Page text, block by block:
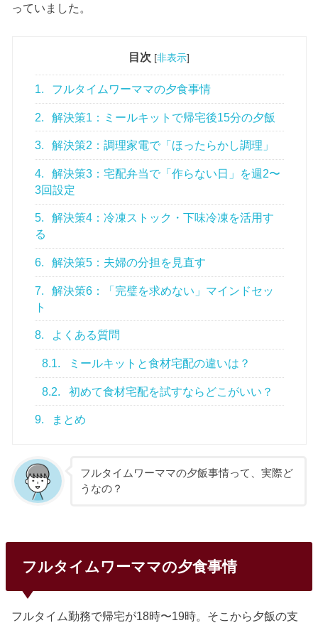
っていました。
目次 [非表示]
1. フルタイムワーママの夕食事情
2. 解決策1：ミールキットで帰宅後15分の夕飯
3. 解決策2：調理家電で「ほったらかし調理」
4.
解決策3：宅配弁当で「作らない日」を週2〜
3回設定
5.
解決策4：冷凍ストック・下味冷凍を活用す
る
6. 解決策5：夫婦の分担を見直す
7.
解決策6：「完璧を求めない」マインドセッ
ト
8. よくある質問
8.1. ミールキットと食材宅配の違いは？
8.2. 初めて食材宅配を試すならどこがいい？
9. まとめ
フルタイムワーママの夕飯事情って、実際ど
うなの？
フルタイムワーママの夕食事情
フルタイム勤務で帰宅が18時〜19時。そこから夕飯の支